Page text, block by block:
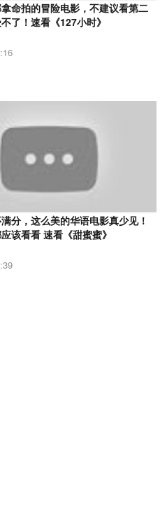
拿命拍的冒险电影，不建议看第二
了！速看《127小时》
满分，这么美的华语电影真少见！
该看看 速看《甜蜜蜜》